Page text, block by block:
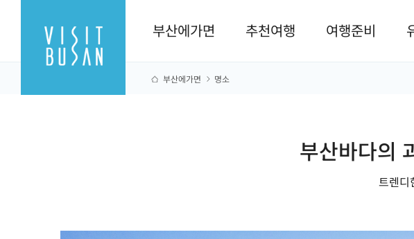
부산에가면 추천여행 여행준비
부산에가면 명소
부산바다의
트렌디